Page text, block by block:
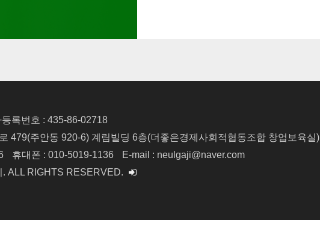
록번호 : 435-86-02718
479(주안동 920-6) 계림빌딩 6층(더좋은경제사회적협동조합 창업보육실)
휴대폰 : 010-5019-1136
E-mail : neulgaji@naver.com
. ALL RIGHTS RESERVED.